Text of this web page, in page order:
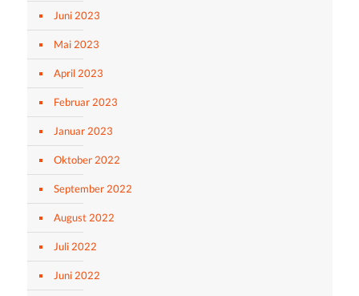
Juni 2023
Mai 2023
April 2023
Februar 2023
Januar 2023
Oktober 2022
September 2022
August 2022
Juli 2022
Juni 2022